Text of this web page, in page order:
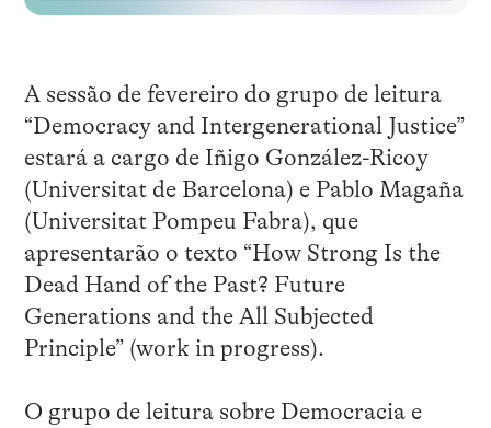
A sessão de fevereiro do grupo de leitura
“Democracy and Intergenerational Justice”
estará a cargo de Iñigo González-Ricoy
(Universitat de Barcelona) e Pablo Magaña
(Universitat Pompeu Fabra), que
apresentarão o texto “How Strong Is the
Dead Hand of the Past? Future
Generations and the All Subjected
Principle” (work in progress).
O grupo de leitura sobre Democracia e